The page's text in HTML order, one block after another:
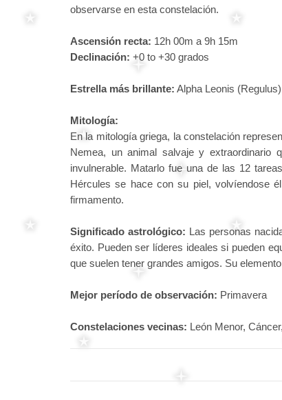
observarse en esta constelación.
Ascensión recta: 12h 00m a 9h 15m
Declinación: +0 to +30 grados
Estrella más brillante: Alpha Leonis (Regulus)
Mitología:
En la mitología griega, la constelación
Nemea, un animal salvaje y extraordinario
invulnerable. Matarlo fue una de las 12
Hércules se hace con su piel, volvíendose
firmamento.
Significado astrológico: Las personas
éxito. Pueden ser líderes ideales si pueden
que suelen tener grandes amigos. Su
Mejor período de observación: Primavera
Constelaciones vecinas: León Menor,